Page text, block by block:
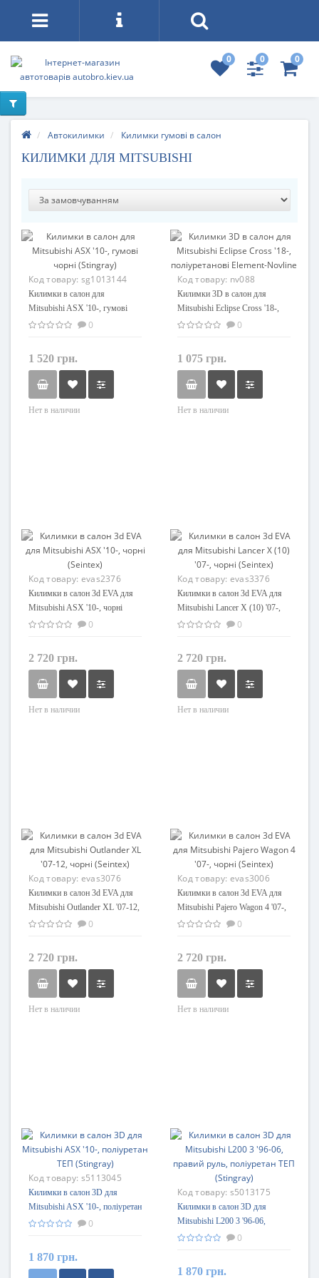
0 0 0
Автокилимки Килимки гумові в салон
КИЛИМКИ ДЛЯ MITSUBISHI
Код товару: sg1013144
Килимки в салон для
Mitsubishi ASX '10-, гумові
чорні (Stingray) 0
1 520 грн.
Нет в наличии
Код товару: nv088
Килимки 3D в салон для
Mitsubishi Eclipse Cross '18-,
поліуретанові Element-Novline
0
1 075 грн.
Нет в наличии
Код товару: evas2376
Килимки в салон 3d EVA для
Mitsubishi ASX '10-, чорні
(Seintex)
0
2 720 грн.
Нет в наличии
Код товару: evas3376
Килимки в салон 3d EVA для
Mitsubishi Lancer X (10) '07-,
чорні (Seintex) 0
2 720 грн.
Нет в наличии
Код товару: evas3076
Килимки в салон 3d EVA для
Mitsubishi Outlander XL '07-12,
чорні (Seintex) 0
2 720 грн.
Нет в наличии
Код товару: evas3006
Килимки в салон 3d EVA для
Mitsubishi Pajero Wagon 4 '07-,
чорні (Seintex) 0
2 720 грн.
Нет в наличии
Код товару: s5113045
Килимки в салон 3D для
Mitsubishi ASX '10-, поліуретан
ТЕП (Stingray) 0
1 870 грн.
Код товару: s5013175
Килимки в салон 3D для
Mitsubishi L200 3 '96-06,
правий руль, поліуретан ТЕП
0
1 870 грн.